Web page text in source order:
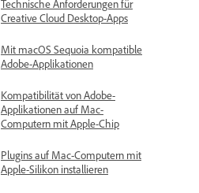
Technische Anforderungen für
Creative Cloud Desktop-Apps
Mit macOS Sequoia kompatible
Adobe-Applikationen
Kompatibilität von Adobe-
Applikationen auf Mac-
Computern mit Apple-Chip
Plugins auf Mac-Computern mit
Apple-Silikon installieren